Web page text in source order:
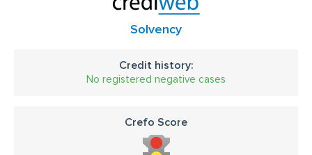
Solvency
Credit history:
No registered negative cases
Crefo Score